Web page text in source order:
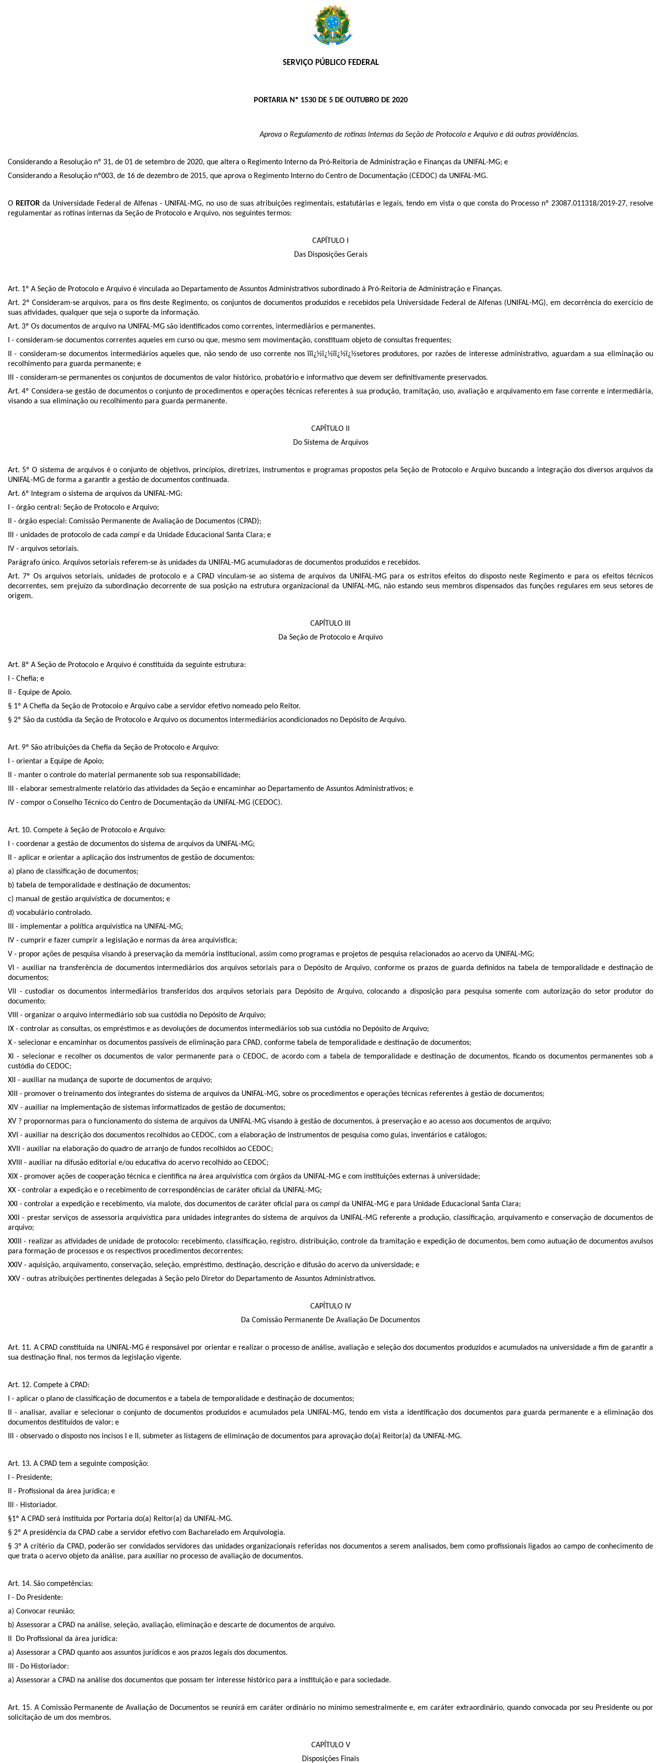
SERVIÇO PÚBLICO FEDERAL
PORTARIA Nº 1530 DE 5 DE OUTUBRO DE 2020
Aprova o Regulamento de rotinas Internas da Seção de Protocolo e Arquivo e dá outras providências.
Considerando a Resolução nº 31, de 01 de setembro de 2020, que altera o Regimento Interno da Pró-Reitoria de Administração e Finanças da UNIFAL-MG; e
Considerando a Resolução nº003, de 16 de dezembro de 2015, que aprova o Regimento Interno do Centro de Documentação (CEDOC) da UNIFAL-MG.
O REITORda Universidade Federal de Alfenas - UNIFAL-MG, no uso de suas atribuições regimentais, estatutárias e legais, tendo em vista o que consta do Processo nº 23087.011318/2019-27, resolve
regulamentar as rotinas internas da Seção de Protocolo e Arquivo, nos seguintes termos:
CAPÍTULO I
Das Disposições Gerais
Art. 1º A Seção de Protocolo e Arquivo é vinculada ao Departamento de Assuntos Administrativos subordinado à Pró-Reitoria de Administração e Finanças.
Art. 2º Consideram-se arquivos, para os fins deste Regimento, os conjuntos de documentos produzidos e recebidos pela Universidade Federal de Alfenas (UNIFAL-MG), em decorrência do exercício de
suas atividades, qualquer que seja o suporte da informação.
Art. 3º Os documentos de arquivo na UNIFAL-MG são identificados como correntes, intermediários e permanentes.
I - consideram-se documentos correntes aqueles em curso ou que, mesmo sem movimentação, constituam objeto de consultas frequentes;
II - consideram-se documentos intermediários aqueles que, não sendo de uso corrente nos ïïï¿½ï¿½ïï¿½ï¿½setores produtores, por razões de interesse administrativo, aguardam a sua eliminação ou
recolhimento para guarda permanente; e
III - consideram-se permanentes os conjuntos de documentos de valor histórico, probatório e informativo que devem ser definitivamente preservados.
Art. 4º Considera-se gestão de documentos o conjunto de procedimentos e operações técnicas referentes à sua produção, tramitação, uso, avaliação e arquivamento em fase corrente e intermediária,
visando a sua eliminação ou recolhimento para guarda permanente.
CAPÍTULO II
Do Sistema de Arquivos
Art. 5º O sistema de arquivos é o conjunto de objetivos, princípios, diretrizes, instrumentos e programas propostos pela Seção de Protocolo e Arquivo buscando a integração dos diversos arquivos da
UNIFAL-MG de forma a garantir a gestão de documentos continuada.
Art. 6º Integram o sistema de arquivos da UNIFAL-MG:
I - órgão central: Seção de Protocolo e Arquivo;
II - órgão especial: Comissão Permanente de Avaliação de Documentos (CPAD);
III - unidades de protocolo de cada campi e da Unidade Educacional Santa Clara; e
IV - arquivos setoriais.
Parágrafo único. Arquivos setoriais referem-se às unidades da UNIFAL-MG acumuladoras de documentos produzidos e recebidos.
Art. 7º Os arquivos setoriais, unidades de protocolo e a CPAD vinculam-se ao sistema de arquivos da UNIFAL-MG para os estritos efeitos do disposto neste Regimento e para os efeitos técnicos
decorrentes, sem prejuízo da subordinação decorrente de sua posição na estrutura organizacional da UNIFAL-MG, não estando seus membros dispensados das funções regulares em seus setores de
origem.
CAPÍTULO III
Da Seção de Protocolo e Arquivo
Art. 8º A Seção de Protocolo e Arquivo é constituída da seguinte estrutura:
I - Chefia; e
II - Equipe de Apoio.
§ 1º A Chefia da Seção de Protocolo e Arquivo cabe a servidor efetivo nomeado pelo Reitor.
§ 2º São da custódia da Seção de Protocolo e Arquivo os documentos intermediários acondicionados no Depósito de Arquivo.
Art. 9º São atribuições da Chefia da Seção de Protocolo e Arquivo:
I - orientar a Equipe de Apoio;
II - manter o controle do material permanente sob sua responsabilidade;
III - elaborar semestralmente relatório das atividades da Seção e encaminhar ao Departamento de Assuntos Administrativos; e
IV - compor o Conselho Técnico do Centro de Documentação da UNIFAL-MG (CEDOC).
Art. 10. Compete à Seção de Protocolo e Arquivo:
I - coordenar a gestão de documentos do sistema de arquivos da UNIFAL-MG;
II - aplicar e orientar a aplicação dos instrumentos de gestão de documentos:
a) plano de classificação de documentos;
b) tabela de temporalidade e destinação de documentos;
c) manual de gestão arquivística de documentos; e
d) vocabulário controlado.
III - implementar a política arquivística na UNIFAL-MG;
IV - cumprir e fazer cumprir a legislação e normas da área arquivística;
V - propor ações de pesquisa visando à preservação da memória institucional, assim como programas e projetos de pesquisa relacionados ao acervo da UNIFAL-MG;
VI - auxiliar na transferência de documentos intermediários dos arquivos setoriais para o Depósito de Arquivo, conforme os prazos de guarda definidos na tabela de temporalidade e destinação de
documentos;
VII - custodiar os documentos intermediários transferidos dos arquivos setoriais para Depósito de Arquivo, colocando a disposição para pesquisa somente com autorização do setor produtor do
documento;
VIII - organizar o arquivo intermediário sob sua custódia no Depósito de Arquivo;
IX - controlar as consultas, os empréstimos e as devoluções de documentos intermediários sob sua custódia no Depósito de Arquivo;
X - selecionar e encaminhar os documentos passíveis de eliminação para CPAD, conforme tabela de temporalidade e destinação de documentos;
XI - selecionar e recolher os documentos de valor permanente para o CEDOC, de acordo com a tabela de temporalidade e destinação de documentos, ficando os documentos permanentes sob a
custódia do CEDOC;
XII - auxiliar na mudança de suporte de documentos de arquivo;
XIII - promover o treinamento dos integrantes do sistema de arquivos da UNIFAL-MG, sobre os procedimentos e operações técnicas referentes à gestão de documentos;
XIV - auxiliar na implementação de sistemas informatizados de gestão de documentos;
XV ? propornormas para o funcionamento do sistema de arquivos da UNIFAL-MG visando à gestão de documentos, à preservação e ao acesso aos documentos de arquivo;
XVI - auxiliar na descrição dos documentos recolhidos ao CEDOC, com a elaboração de instrumentos de pesquisa como guias, inventários e catálogos;
XVII - auxiliar na elaboração do quadro de arranjo de fundos recolhidos ao CEDOC;
XVIII - auxiliar na difusão editorial e/ou educativa do acervo recolhido ao CEDOC;
XIX - promover ações de cooperação técnica e científica na área arquivística com órgãos da UNIFAL-MG e com instituições externas à universidade;
XX - controlar a expedição e o recebimento de correspondências de caráter oficial da UNIFAL-MG;
XXI - controlar a expedição e recebimento, via malote, dos documentos de caráter oficial para os campi da UNIFAL-MG e para Unidade Educacional Santa Clara;
XXII - prestar serviços de assessoria arquivística para unidades integrantes do sistema de arquivos da UNIFAL-MG referente a produção, classificação, arquivamento e conservação de documentos de
arquivo;
XXIII - realizar as atividades de unidade de protocolo: recebimento, classificação, registro, distribuição, controle da tramitação e expedição de documentos, bem como autuação de documentos avulsos
para formação de processos e os respectivos procedimentos decorrentes;
XXIV - aquisição, arquivamento, conservação, seleção, empréstimo, destinação, descrição e difusão do acervo da universidade; e
XXV - outras atribuições pertinentes delegadas à Seção pelo Diretor do Departamento de Assuntos Administrativos.
CAPÍTULO IV
Da Comissão Permanente De Avaliação De Documentos
Art. 11. A CPAD constituída na UNIFAL-MG é responsável por orientar e realizar o processo de análise, avaliação e seleção dos documentos produzidos e acumulados na universidade a fim de garantir a
sua destinação final, nos termos da legislação vigente.
Art. 12. Compete à CPAD:
I - aplicar o plano de classificação de documentos e a tabela de temporalidade e destinação de documentos;
II - analisar, avaliar e selecionar o conjunto de documentos produzidos e acumulados pela UNIFAL-MG, tendo em vista a identificação dos documentos para guarda permanente e a eliminação dos
documentos destituídos de valor; e
III - observado o disposto nos incisos I e II, submeter as listagens de eliminação de documentos para aprovação do(a) Reitor(a) da UNIFAL-MG.
Art. 13. A CPAD tem a seguinte composição:
I - Presidente;
II - Profissional da área jurídica; e
III - Historiador.
§1º A CPAD será instituída por Portaria do(a) Reitor(a) da UNIFAL-MG.
§ 2º A presidência da CPAD cabe a servidor efetivo com Bacharelado em Arquivologia.
§ 3º A critério da CPAD, poderão ser convidados servidores das unidades organizacionais referidas nos documentos a serem analisados, bem como profissionais ligados ao campo de conhecimento de
que trata o acervo objeto da análise, para auxiliar no processo de avaliação de documentos.
Art. 14. São competências:
I - Do Presidente:
a) Convocar reunião;
b) Assessorar a CPAD na análise, seleção, avaliação, eliminação e descarte de documentos de arquivo.
II Do Profissional da área jurídica:
a) Assessorar a CPAD quanto aos assuntos jurídicos e aos prazos legais dos documentos.
III - Do Historiador:
a) Assessorar a CPAD na análise dos documentos que possam ter interesse histórico para a instituição e para sociedade.
Art. 15. A Comissão Permanente de Avaliação de Documentos se reunirá em caráter ordinário no mínimo semestralmente e, em caráter extraordinário, quando convocada por seu Presidente ou por
solicitação de um dos membros.
CAPÍTULO V
Disposições Finais